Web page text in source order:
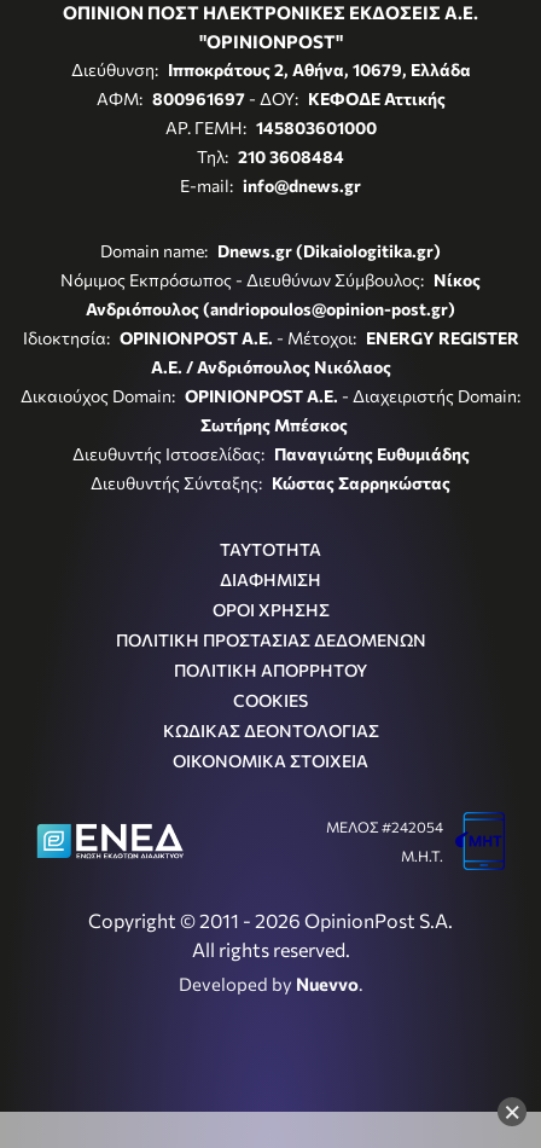
×
ΟΠΙΝΙΟΝ ΠΟΣΤ ΗΛΕΚΤΡΟΝΙΚΕΣ ΕΚΔΟΣΕΙΣ Α.Ε.
"OPINIONPOST"
Διεύθυνση: Ιπποκράτους 2, Αθήνα, 10679, Ελλάδα
ΑΦΜ: 800961697- ΔΟΥ: ΚΕΦΟΔΕ Αττικής
ΑΡ. ΓΕΜΗ: 145803601000
Τηλ: 210 3608484
E-mail: info@dnews.gr
Domain name: Dnews.gr (Dikaiologitika.gr)
Νόμιμος Εκπρόσωπος - Διευθύνων Σύμβουλος: Νίκος
Ανδριόπουλος (andriopoulos@opinion-post.gr)
Ιδιοκτησία: OPINIONPOST A.E. - Μέτοχοι: ENERGY REGISTER
Α.Ε. / Ανδριόπουλος Νικόλαος
Δικαιούχος Domain: OPINIONPOST A.E. - Διαχειριστής Domain:
Σωτήρης Μπέσκος
Διευθυντής Ιστοσελίδας: Παναγιώτης Ευθυμιάδης
Διευθυντής Σύνταξης: Κώστας Σαρρηκώστας
ΤΑΥΤΟΤΗΤΑ
ΔΙΑΦΗΜΙΣΗ
ΟΡΟΙ ΧΡΗΣΗΣ
ΠΟΛΙΤΙΚΗ ΠΡΟΣΤΑΣΙΑΣ ΔΕΔΟΜΕΝΩΝ
ΠΟΛΙΤΙΚΗ ΑΠΟΡΡΗΤΟΥ
COOKIES
ΚΩΔΙΚΑΣ ΔΕΟΝΤΟΛΟΓΙΑΣ
ΟΙΚΟΝΟΜΙΚΑ ΣΤΟΙΧΕΙΑ
Copyright © 2011 - 2026 OpinionPost S.A.
All rights reserved.
Developed by Nuevvo.
ΜΕΛΟΣ #242054
Μ.Η.Τ.